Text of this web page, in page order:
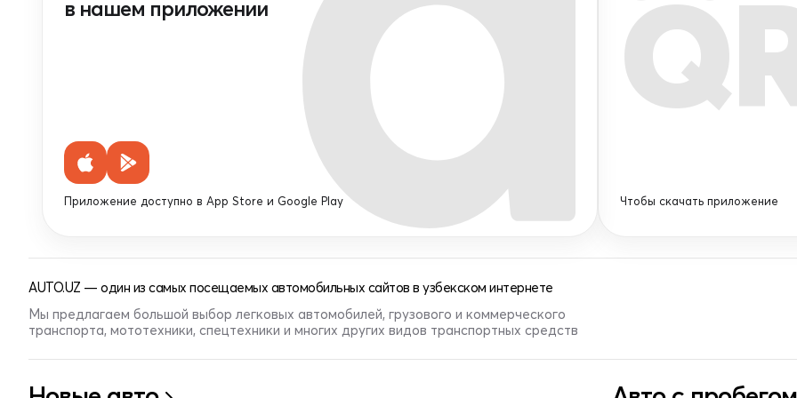
в нашем приложении
Приложение доступно в App Store и Google Play Чтобы скачать приложение
AUTO.UZ — один из самых посещаемых автомобильных сайтов в узбекском интернете
Мы предлагаем большой выбор легковых автомобилей, грузового и коммерческого
транспорта, мототехники, спецтехники и многих других видов транспортных средств